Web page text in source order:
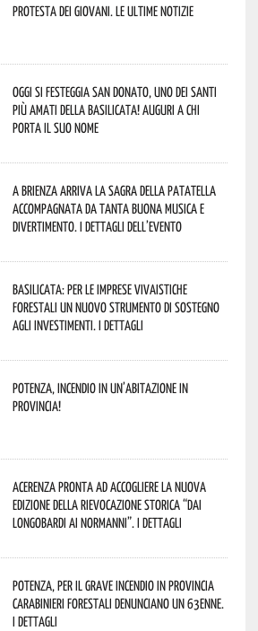
protesta dei giovani. Le ultime notizie
Oggi si festeggia San Donato, uno dei Santi
più amati della Basilicata! Auguri a chi
porta il suo nome
A Brienza arriva la Sagra della Patatella
accompagnata da tanta buona musica e
divertimento. I dettagli dell’evento
Basilicata: per le imprese vivaistiche
forestali un nuovo strumento di sostegno
agli investimenti. I dettagli
Potenza, incendio in un’abitazione in
provincia!
Acerenza pronta ad accogliere la nuova
edizione della rievocazione storica “Dai
Longobardi ai Normanni”. I dettagli
Potenza, per il grave incendio in Provincia
Carabinieri forestali denunciano un 63enne.
I dettagli